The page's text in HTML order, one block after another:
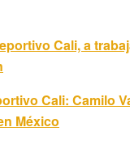
Cali, a
Cali: Camilo
México